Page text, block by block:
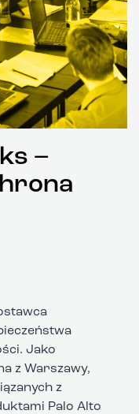
–
Jako
z Warszawy,
z
Palo Alto